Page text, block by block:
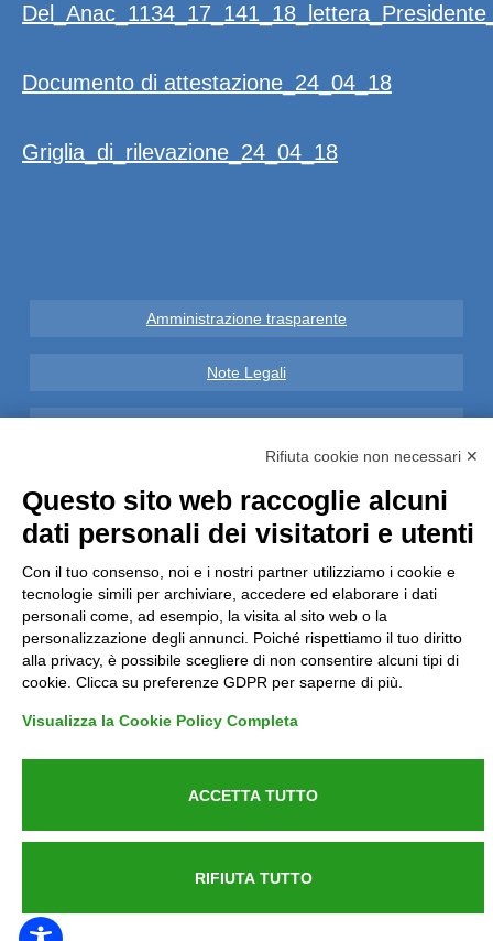
Documento di attestazione_24_04_18
Griglia_di_rilevazione_24_04_18
Amministrazione trasparente
Note Legali
Reclami
Rimborsi ed Indennizzi
Contatti
P.IVA 05538100727 - C.so Italia n.8 70123, BARI
Rifiuta cookie non necessari ✕
Questo sito web raccoglie alcuni
dati personali dei visitatori e utenti
Con il tuo consenso, noi e i nostri partner utilizziamo i cookie e
tecnologie simili per archiviare, accedere ed elaborare i dati
personali come, ad esempio, la visita al sito web o la
personalizzazione degli annunci. Poiché rispettiamo il tuo diritto
alla privacy, è possibile scegliere di non consentire alcuni tipi di
cookie. Clicca su preferenze GDPR per saperne di più.
Visualizza la Cookie Policy Completa
ACCETTA TUTTO
RIFIUTA TUTTO